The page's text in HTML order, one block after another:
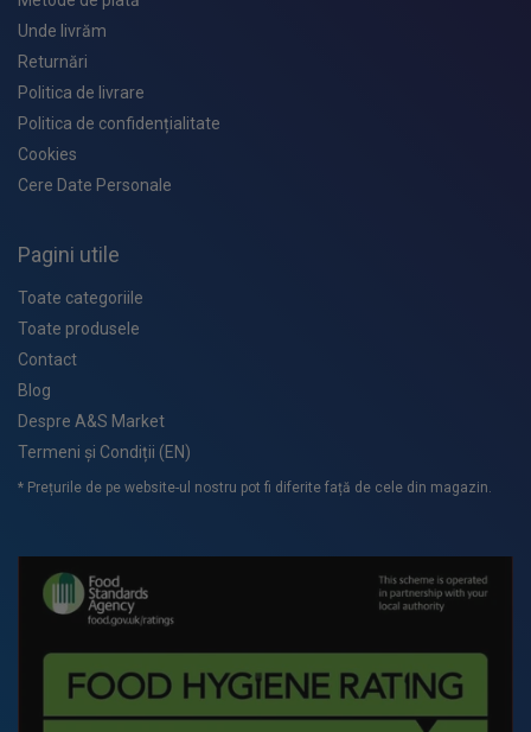
Unde livrăm
Returnări
Politica de livrare
Politica de confidențialitate
Cookies
Cere Date Personale
Pagini utile
Toate categoriile
Toate produsele
Contact
Blog
Despre A&S Market
Termeni și Condiții (EN)
* Prețurile de pe website-ul nostru pot fi diferite față de cele din magazin.